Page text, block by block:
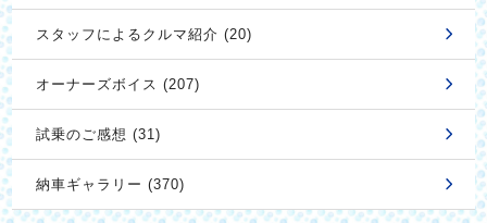
スタッフによるクルマ紹介 (20)
オーナーズボイス (207)
試乗のご感想 (31)
納車ギャラリー (370)